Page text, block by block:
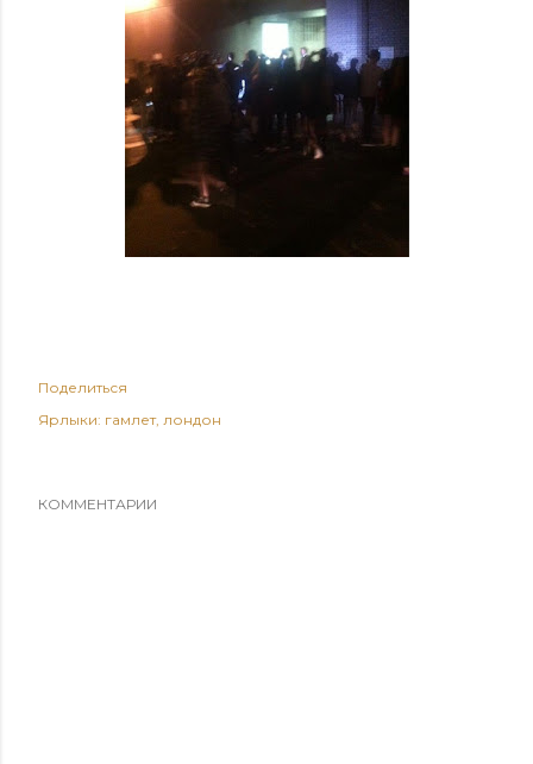
Поделиться
Ярлыки: гамлет лондон
КОММЕНТАРИИ